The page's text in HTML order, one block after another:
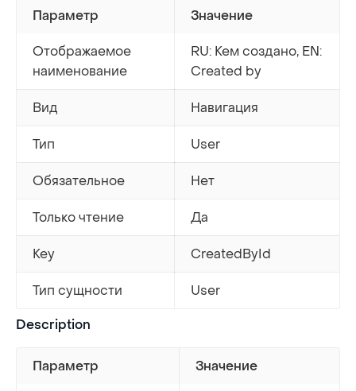
Параметр Значение
Отображаемое
наименование
RU: Кем создано, EN:
Created by
Вид Навигация
Тип User
Обязательное Нет
Только чтение Да
Key CreatedById
Тип сущности User
Description
Параметр Значение